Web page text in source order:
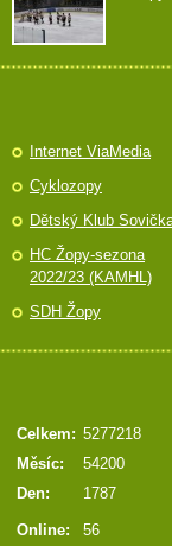
Internet ViaMedia
Cyklozopy
Dětský Klub
HC Žopy-sezona
2022/23 (KAMHL)
SDH Žopy
Online: 56
Celkem: 5277218
Měsíc:
54200
Den:
1787